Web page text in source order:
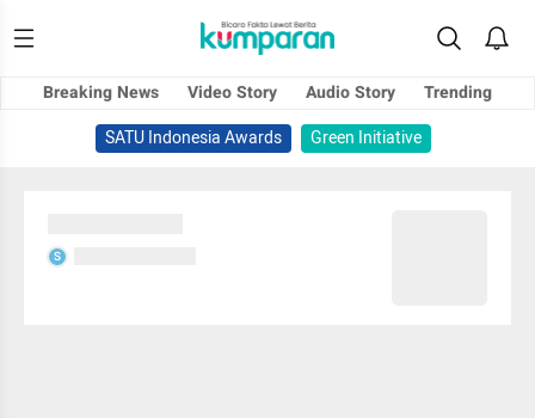
Breaking News Video Story Audio Story
Trending
SATU Indonesia Awards
Green Initiative
S